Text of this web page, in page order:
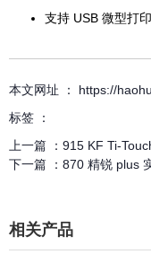
支持 USB 微型打
本文网址 ： https://
标签 ：
上一篇 ： 915 KF Ti-
下一篇 ： 870 精锐 plus
相关产品